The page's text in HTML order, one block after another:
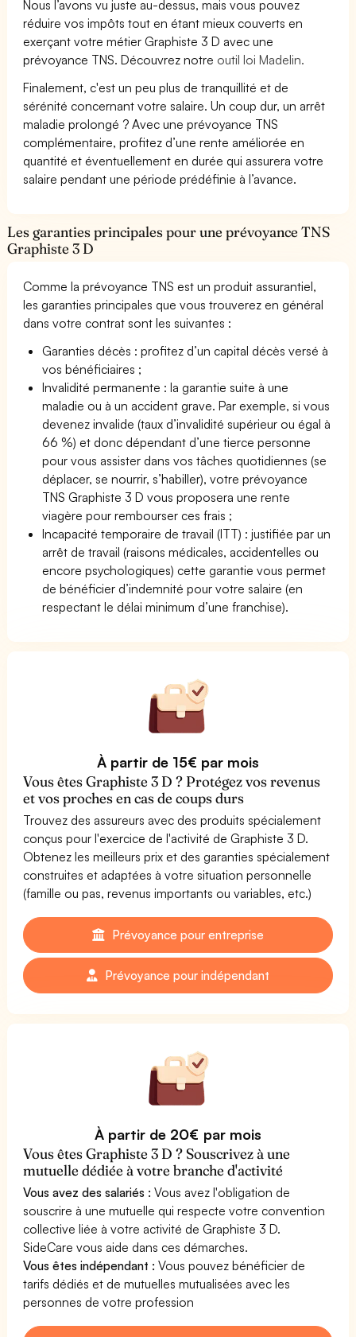
Nous l’avons vu juste au-dessus, mais vous pouvez
réduire vos impôts tout en étant mieux couverts en
exerçant votre métier Graphiste 3 D avec une
prévoyance TNS. Découvrez notre outil loi Madelin.
Finalement, c'est un peu plus de tranquillité et de
sérénité concernant votre salaire. Un coup dur, un arrêt
maladie prolongé ? Avec une prévoyance TNS
complémentaire, profitez d’une rente améliorée en
quantité et éventuellement en durée qui assurera votre
salaire pendant une période prédéfinie à l’avance.
Les garanties principales pour une prévoyance TNS
Graphiste 3 D
Comme la prévoyance TNS est un produit assurantiel,
les garanties principales que vous trouverez en général
dans votre contrat sont les suivantes :
Garanties décès : profitez d’un capital décès versé à
vos bénéficiaires ;
Invalidité permanente : la garantie suite à une
maladie ou à un accident grave. Par exemple, si vous
devenez invalide (taux d’invalidité supérieur ou égal à
66 %) et donc dépendant d’une tierce personne
pour vous assister dans vos tâches quotidiennes (se
déplacer, se nourrir, s’habiller), votre prévoyance
TNS Graphiste 3 D vous proposera une rente
viagère pour rembourser ces frais ;
Incapacité temporaire de travail (ITT) : justifiée par un
arrêt de travail (raisons médicales, accidentelles ou
encore psychologiques) cette garantie vous permet
de bénéficier d’indemnité pour votre salaire (en
respectant le délai minimum d’une franchise).
À partir de 15€ par mois
Vous êtes Graphiste 3 D ? Protégez vos revenus
et vos proches en cas de coups durs
Trouvez des assureurs avec des produits spécialement
conçus pour l'exercice de l'activité de Graphiste 3 D.
Obtenez les meilleurs prix et des garanties spécialement
construites et adaptées à votre situation personnelle
(famille ou pas, revenus importants ou variables, etc.)
Prévoyance pour entreprise
Prévoyance pour indépendant
À partir de 20€ par mois
Vous êtes Graphiste 3 D ? Souscrivez à une
mutuelle dédiée à votre branche d'activité
Vous avez des salariés : Vous avez l'obligation de
souscrire à une mutuelle qui respecte votre convention
collective liée à votre activité de Graphiste 3 D.
SideCare vous aide dans ces démarches.
Vous êtes indépendant : Vous pouvez bénéficier de
tarifs dédiés et de mutuelles mutualisées avec les
personnes de votre profession